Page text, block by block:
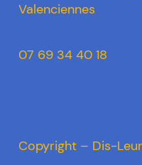
Valenciennes
07 69 34 40 18
Copyright – Dis-